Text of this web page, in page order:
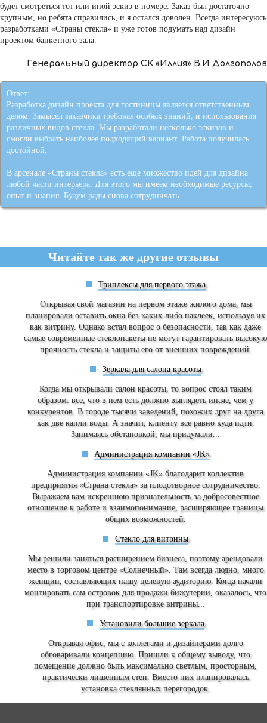
будет смотреться тот или иной эскиз в номере. Заказ был достаточно
крупным, но ребята справились, и я остался доволен. Всегда интересуюсь
разработками «Страны стекла» и уже готов подумать над дизайн
проектом банкетного зала.
Генеральный директор СК «Иллия» В.И Долгополов
Ответ:
Разработка дизайн проекта для гостиницы является ответственным
делом. Замысел заказчика требовал особых знаний, и использования
различных видов стекла. Мы разработали несколько эскизов и
смогли выбрать наиболее подходящий вариант. Работа получилась
достойной.
В арсенале «Страны стекла» есть еще множество идей для дизайна
любой части интерьера. Для этого мы имеем необходимые ресурсы,
опыт и знания. Будем рады снова сотрудничать.
Читайте так же другие отзывы
Триплексы для первого этажа
Открывая свой магазин на первом этаже жилого дома, мы
планировали оставить окна без каких-либо наклеек, используя их
как витрину. Однако встал вопрос о безопасности, так как даже
самые современные стеклопакеты не могут гарантировать высокую
прочность стекла и защиты его от внешних повреждений.
Зеркала для салона красоты
Когда мы открывали салон красоты, то вопрос стоял таким
образом: все, что в нем есть должно выглядеть иначе, чем у
конкурентов. В городе тысячи заведений, похожих друг на друга
как две капли воды. А значит, клиенту все равно куда идти.
Занимаясь обстановкой, мы придумали...
Администрация компании «JK»
Администрация компании «JK» благодарит коллектив
предприятия «Страна стекла» за плодотворное сотрудничество.
Выражаем вам искреннюю признательность за добросовестное
отношение к работе и взаимопонимание, расширяющее границы
общих возможностей.
Стекло для витрины
Мы решили заняться расширением бизнеса, поэтому арендовали
место в торговом центре «Солнечный». Там всегда людно, много
женщин, составляющих нашу целевую аудиторию. Когда начали
монтировать сам островок для продажи бижутерии, оказалось, что
при транспортировке витрины...
Установили большие зеркала
Открывая офис, мы с коллегами и дизайнерами долго
обговаривали концепцию. Пришли к общему выводу, что
помещение должно быть максимально светлым, просторным,
практически лишенным стен. Вместо них планировалась
установка стеклянных перегородок.